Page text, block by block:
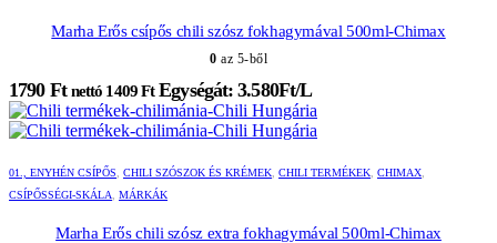
Marha Erős csípős chili szósz fokhagymával 500ml-Chimax
0 az 5-ből
1790 Ft nettó 1409Ft Egységát: 3.580Ft/L
01., ENYHÉN CSÍPŐS CHILI SZÓSZOK ÉS KRÉMEK CHILI TERMÉKEK CHIMAX
CSÍPŐSSÉGI-SKÁLA
MÁRKÁK
Marha Erős chili szósz extra fokhagymával 500ml-Chimax